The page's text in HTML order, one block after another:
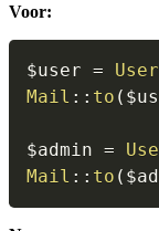
Voor:
$user = User
Mail :: to (
$admin =
Mail :: to (